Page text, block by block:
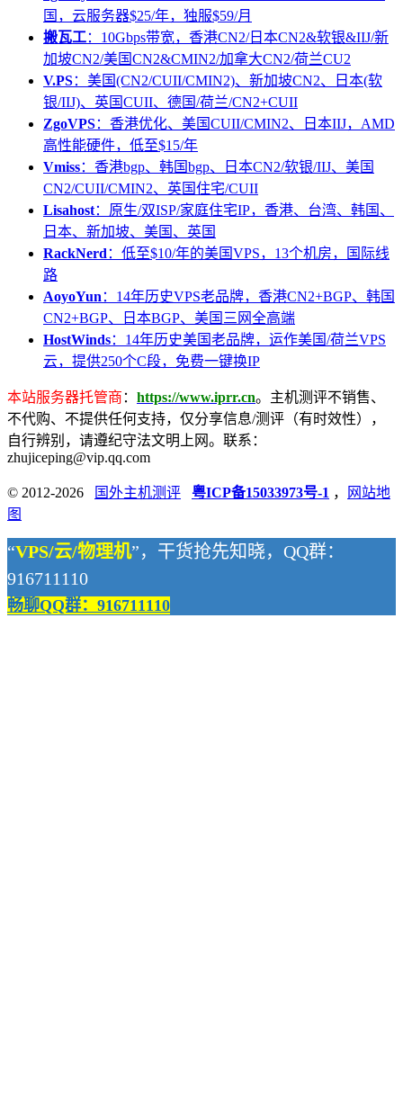
国，云服务器$25/年，独服$59/月
搬瓦工：10Gbps带宽，香港CN2/日本CN2&软银&IIJ/新
加坡CN2/美国CN2&CMIN2/加拿大CN2/荷兰CU2
V.PS：美国(CN2/CUII/CMIN2)、新加坡CN2、日本(软
银/IIJ)、英国CUII、德国/荷兰/CN2+CUII
ZgoVPS：香港优化、美国CUII/CMIN2、日本IIJ，AMD
高性能硬件，低至$15/年
Vmiss：香港bgp、韩国bgp、日本CN2/软银/IIJ、美国
CN2/CUII/CMIN2、英国住宅/CUII
Lisahost：原生/双ISP/家庭住宅IP，香港、台湾、韩国、
日本、新加坡、美国、英国
RackNerd ：低至$10/年的美国VPS，13个机房，国际线
路
AoyoYun ：14年历史VPS老品牌，香港CN2+BGP、韩国
CN2+BGP、日本BGP、美国三网全高端
HostWinds：14年历史美国老品牌，运作美国/荷兰VPS
云，提供250个C段，免费一键换IP
本站服务器托管商 ： https://www.iprr.cn。主机测评不销售、
不代购、不提供任何支持，仅分享信息/测评（有时效性），
自行辨别，请遵纪守法文明上网。联系：
zhujiceping@vip.qq.com
© 2012-2026 国外主机测评 粤ICP备15033973号-1 ，
网站地
图
“VPS/云/物理机”，干货抢先知晓，QQ群：
916711110
畅聊QQ群：916711110